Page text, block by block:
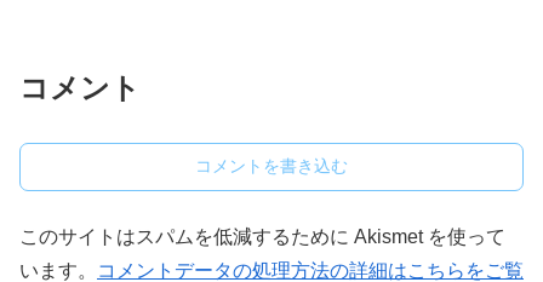
コメント
コメントを書き込む
このサイトはスパムを低減するために Akismet を使って
います。
コメントデータの処理方法の詳細はこちらをご覧